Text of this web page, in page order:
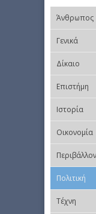
Άνθρωπος
Γενικά
Δίκαιο
Επιστήμη
Ιστορία
Οικονομία
Περιβάλλον
Πολιτική
Τέχνη